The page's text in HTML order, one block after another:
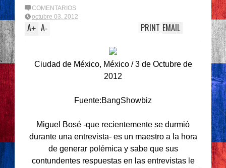
COMENTARIOS
octubre 03, 2012
A+ A- EMAIL
PRINT
Ciudad de México, México / 3 de Octubre de
2012
Fuente:BangShowbiz
Miguel Bosé -que recientemente se durmió
durante una entrevista- es un maestro a la hora
de generar polémica y sabe que sus
contundentes respuestas en las entrevistas le